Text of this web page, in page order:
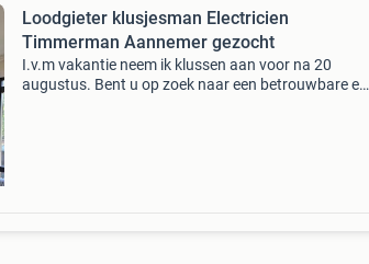
Loodgieter klusjesman Electricien
Timmerman Aannemer gezocht
I.v.m vakantie neem ik klussen aan voor na 20
augustus. Bent u op zoek naar een betrouwbare en